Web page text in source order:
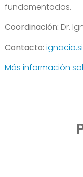
fundamentadas.
Coordinación: Dr.
Contacto:
Más información